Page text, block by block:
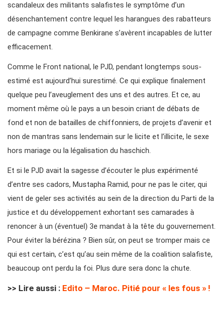
scandaleux des militants salafistes le symptôme d’un
désenchantement contre lequel les harangues des rabatteurs
de campagne comme Benkirane s’avèrent incapables de lutter
efficacement.
Comme le Front national, le PJD, pendant longtemps sous-
estimé est aujourd’hui surestimé. Ce qui explique finalement
quelque peu l’aveuglement des uns et des autres. Et ce, au
moment même où le pays a un besoin criant de débats de
fond et non de batailles de chiffonniers, de projets d’avenir et
non de mantras sans lendemain sur le licite et l’illicite, le sexe
hors mariage ou la légalisation du haschich.
Et si le PJD avait la sagesse d’écouter le plus expérimenté
d’entre ses cadors, Mustapha Ramid, pour ne pas le citer, qui
vient de geler ses activités au sein de la direction du Parti de la
justice et du développement exhortant ses camarades à
renoncer à un (éventuel) 3e mandat à la tête du gouvernement.
Pour éviter la bérézina ? Bien sûr, on peut se tromper mais ce
qui est certain, c’est qu’au sein même de la coalition salafiste,
beaucoup ont perdu la foi. Plus dure sera donc la chute.
>> Lire aussi : Edito – Maroc. Pitié pour « les fous » !